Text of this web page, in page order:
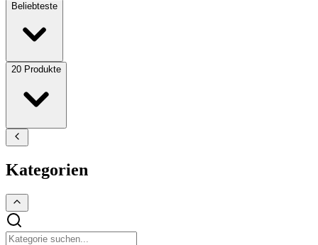
Beliebteste
20 Produkte
Kategorien